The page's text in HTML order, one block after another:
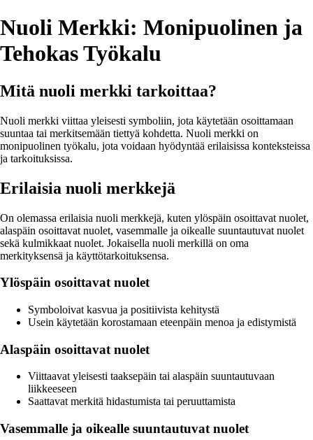
Nuoli Merkki: Monipuolinen ja
Tehokas Työkalu
Mitä nuoli merkki tarkoittaa?
Nuoli merkki viittaa yleisesti symboliin, jota käytetään osoittamaan
suuntaa tai merkitsemään tiettyä kohdetta. Nuoli merkki on
monipuolinen työkalu, jota voidaan hyödyntää erilaisissa konteksteissa
ja tarkoituksissa.
Erilaisia nuoli merkkejä
On olemassa erilaisia nuoli merkkejä, kuten ylöspäin osoittavat nuolet,
alaspäin osoittavat nuolet, vasemmalle ja oikealle suuntautuvat nuolet
sekä kulmikkaat nuolet. Jokaisella nuoli merkillä on oma
merkityksensä ja käyttötarkoituksensa.
Ylöspäin osoittavat nuolet
Symboloivat kasvua ja positiivista kehitystä
Usein käytetään korostamaan eteenpäin menoa ja edistymistä
Alaspäin osoittavat nuolet
Viittaavat yleisesti taaksepäin tai alaspäin suuntautuvaan
liikkeeseen
Saattavat merkitä hidastumista tai peruuttamista
Vasemmalle ja oikealle suuntautuvat nuolet